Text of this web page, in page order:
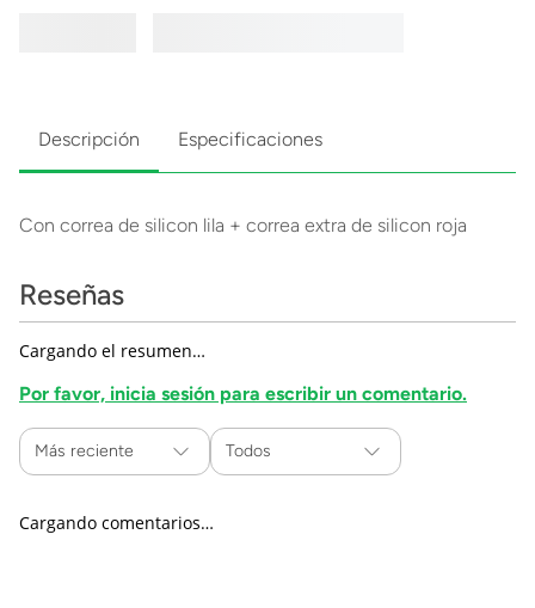
Descripción Especificaciones
Con correa de silicon lila + correa extra de silicon roja
Reseñas
Cargando el resumen…
Por favor, inicia sesión para escribir un comentario.
Más reciente Todos
Cargando comentarios…